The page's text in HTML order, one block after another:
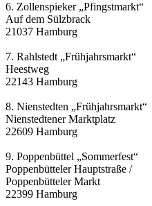
6. Zollenspieker
Auf dem Sülzbrack
21037 Hamburg
7. Rahlstedt
Heestweg
22143 Hamburg
8. Nienstedten
Nienstedtener Marktplatz
22609 Hamburg
9. Poppenbüttel
Poppenbütteler Hauptstraße /
Poppenbütteler Markt
22399 Hamburg